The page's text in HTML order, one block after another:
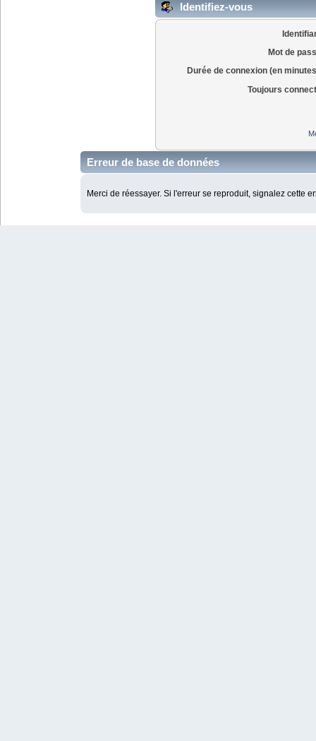
Identifiez-vous
Mot de
Durée de connexion (en
Toujours
Erreur de base de données
Merci de réessayer. Si l'erreur se reproduit, signalez cette